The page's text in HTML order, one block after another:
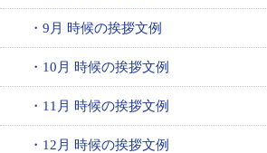
・9月 時候の挨拶文例
・10月 時候の挨拶文例
・11月 時候の挨拶文例
・12月 時候の挨拶文例